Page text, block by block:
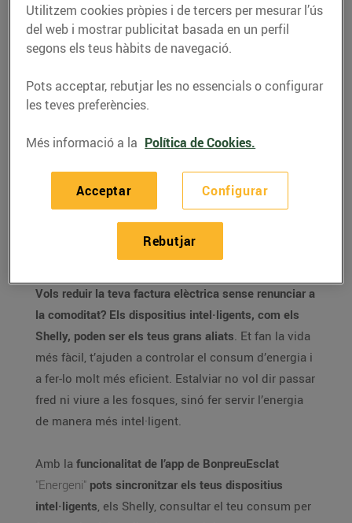
ENERGIA
Dispositius intel·ligents
per estalviar energia a
casa: petits canvis,
grans resultats
Vols reduir la teva factura elèctrica sense renunciar a
la comoditat? Els dispositius intel·ligents, com els
Shelly, poden ser els teus grans aliats. Et fan la vida
més fàcil, t’ajuden a controlar el consum d’energia i
a fer-lo molt més eficient. Estalviar no vol dir passar
fred ni viure a les fosques, sinó fer servir l’energia
de manera més intel·ligent.
Amb la funcionalitat de l’app de BonpreuEsclat
"Energeni" pots sincronitzar els teus dispositius
intel·ligents, els Shelly, consultar el teu consum per
Utilitzem cookies pròpies i de tercers per mesurar l’ús
del web i mostrar publicitat basada en un perfil
segons els teus hàbits de navegació.
Pots acceptar, rebutjar les no essencials o configurar
les teves preferències.
Més informació a la Política de Cookies.
Configurar
Rebutjar
Acceptar